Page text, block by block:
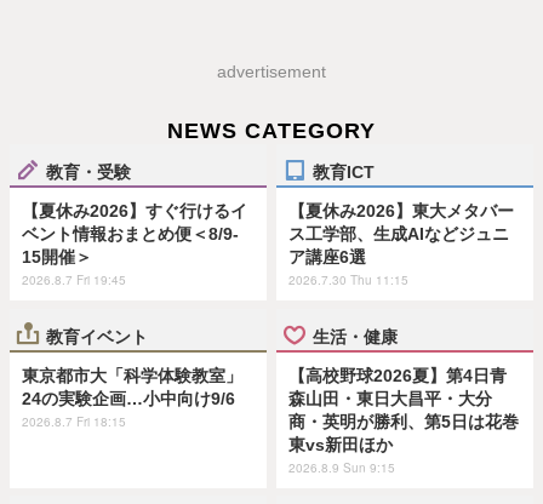
advertisement
NEWS CATEGORY
教育・受験
【夏休み2026】すぐ行けるイ
ベント情報おまとめ便＜8/9-
15開催＞
2026.8.7 Fri 19:45
教育ICT
【夏休み2026】東大メタバー
ス工学部、生成AIなどジュニ
ア講座6選
2026.7.30 Thu 11:15
教育イベント
東京都市大「科学体験教室」
24の実験企画…小中向け9/6
2026.8.7 Fri 18:15
生活・健康
【高校野球2026夏】第4日青
森山田・東日大昌平・大分
商・英明が勝利、第5日は花巻
東vs新田ほか
2026.8.9 Sun 9:15